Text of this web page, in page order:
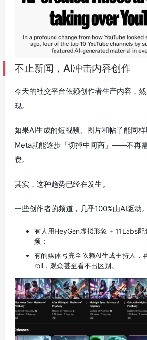
不止新闻，AI冲击内容创作
今天的社交平台依赖创作者生产内容，
现。
如果AI生成的短视频、图片和帖子能同
Meta就能逐步「切掉中间商」——不再
费。
其实，这种趋势已经在发生。
一些创作者的频道，几乎100%由AI驱动
有人用HeyGen虚拟形象 + 11Labs配
频；
有的媒体号完全依赖AI生成主持人，
roll，观众甚至看不出区别。